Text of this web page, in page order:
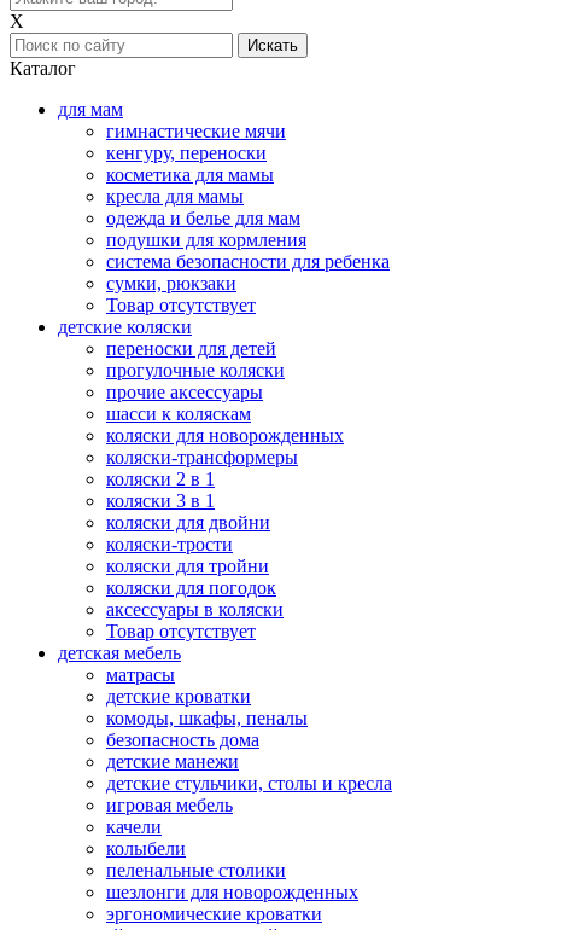
X
Каталог
для мам
гимнастические мячи
кенгуру, переноски
косметика для мамы
кресла для мамы
одежда и белье для мам
подушки для кормления
система безопасности для ребенка
сумки, рюкзаки
Товар отсутствует
детские коляски
переноски для детей
прогулочные коляски
прочие аксессуары
шасси к коляскам
коляски для новорожденных
коляски-трансформеры
коляски 2 в 1
коляски 3 в 1
коляски для двойни
коляски-трости
коляски для тройни
коляски для погодок
аксессуары в коляски
Товар отсутствует
детская мебель
матрасы
детские кроватки
комоды, шкафы, пеналы
безопасность дома
детские манежи
детские стульчики, столы и кресла
игровая мебель
качели
колыбели
пеленальные столики
шезлонги для новорожденных
эргономические кроватки